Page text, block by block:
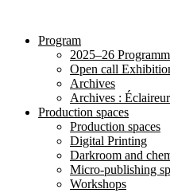
Program
2025–26
Open call
Archives
Archives :
Production spaces
Production spaces
Digital Printing
Darkroom and
Micro-publishing
Workshops